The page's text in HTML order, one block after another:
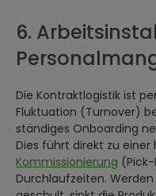
6.
Die Kontraktlogistik ist
Fluktuation (Turnover)
ständiges Onboarding
Dies führt direkt zu
Kommissionierung
Durchlaufzeiten.